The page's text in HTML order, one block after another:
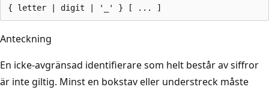
Anteckning
En icke-avgränsad identifierare som helt består av siffror
är inte giltig. Minst en bokstav eller understreck måste